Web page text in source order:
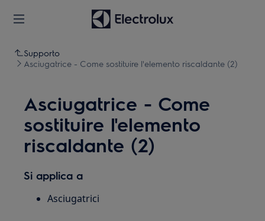
Supporto
Asciugatrice - Come sostituire l'elemento riscaldante (2)
Asciugatrice - Come
sostituire l'elemento
riscaldante (2)
Si applica a
Asciugatrici